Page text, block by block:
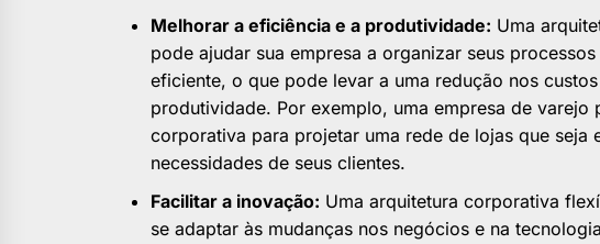
Melhorar a eficiência e a produtividade: Uma
pode ajudar sua empresa a organizar seus
eficiente, o que pode levar a uma redução nos
produtividade. Por exemplo, uma empresa de varejo
corporativa para projetar uma rede de lojas que seja
necessidades de seus clientes.
Facilitar a inovação: Uma arquitetura corporativa
se adaptar às mudanças nos negócios e na